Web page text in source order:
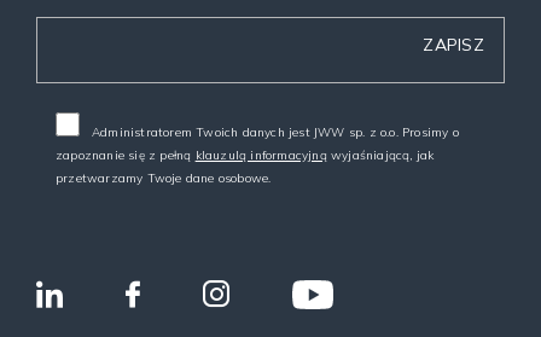
Administratorem Twoich danych jest JWW sp. z o.o. Prosimy o
zapoznanie się z pełną klauzulą informacyjną wyjaśniającą, jak
przetwarzamy Twoje dane osobowe.